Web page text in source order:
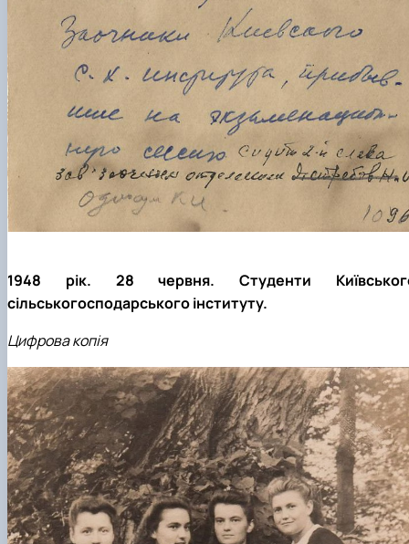
1948 рік. 28 червня. Студенти
сільськогосподарського інституту.
Цифрова копія